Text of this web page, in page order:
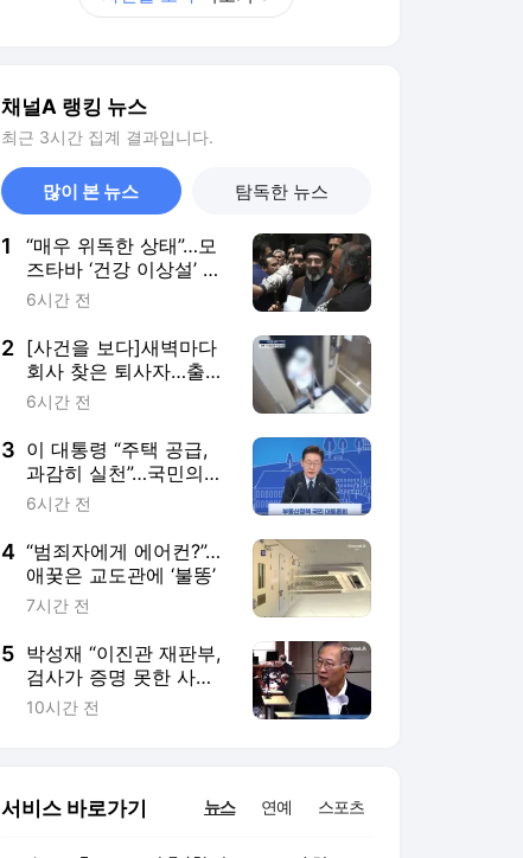
과감히 실천”…국민의힘
“용산공원은 안 돼”
6시간 전
4
“범죄자에게 에어컨?”…
애꿎은 교도관에 ‘불똥’
7시간 전
박성재 “이진관 재판부,
검사가 증명 못한 사실
을 추론으로 메꿔” [현장
영상]
10시간 전
서비스 바로가기 연예 스포츠
뉴스 홈 사회
경제 정치 국제
문화 인물
지식/칼럼 연재 배열설명서